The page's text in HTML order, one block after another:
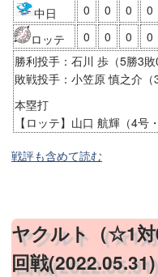
中日 0 0 0 0
ロッテ
0 0 0 0
勝利投手：石川 歩（5勝3敗
敗戦投手：小笠原 慎之介（
本塁打
【ロッテ】山口 航輝（4号
戦評も含めて読む
ヤクルト（☆1
回戦